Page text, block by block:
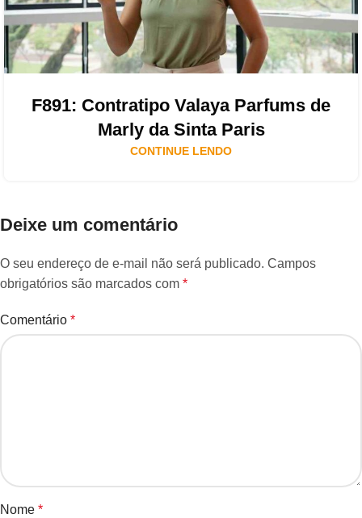
F891: Contratipo Valaya Parfums de
Marly da Sinta Paris
CONTINUE LENDO
Deixe um comentário
O seu endereço de e-mail não será publicado. Campos
obrigatórios são marcados com *
Comentário *
Nome *